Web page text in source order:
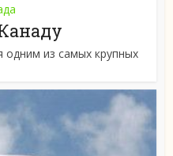
одним из самых крупных